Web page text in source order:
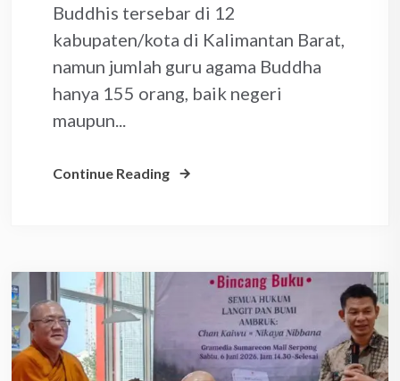
Buddhis tersebar di 12
kabupaten/kota di Kalimantan Barat,
namun jumlah guru agama Buddha
hanya 155 orang, baik negeri
maupun...
Continue Reading